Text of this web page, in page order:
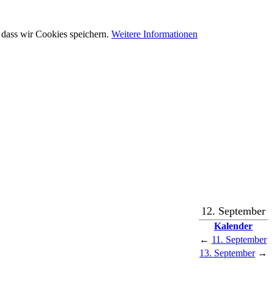
wir Cookies speichern. Weitere Informationen
12. September
Kalender
← 11. September
13. September→